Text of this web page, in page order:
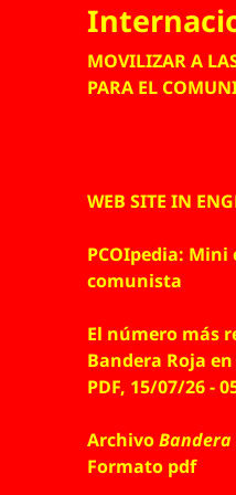
MOVILIZAR A
PARA EL
WEB SITE IN
PCOIpedia: Mini
comunista
El número más
Bandera Roja
PDF, 15/07/26 -
ArchivoBandera
Formato pdf